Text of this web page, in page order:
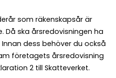
som räkenskapsår är
Då ska årsredovisningen ha
dess behöver du också
företagets årsredovisning
2 till Skatteverket.